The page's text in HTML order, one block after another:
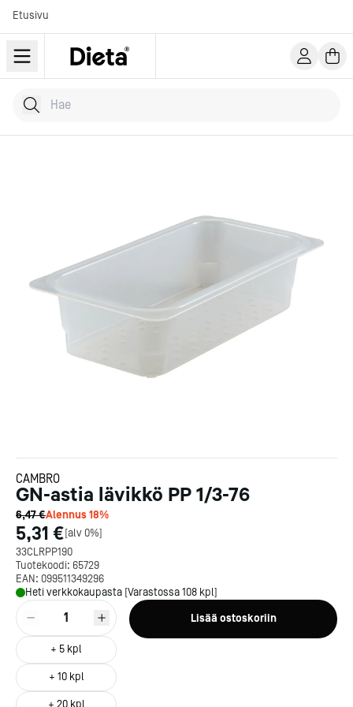
Etusivu
Hae tuotteita
Kirjoita hakusana...
CAMBRO
GN-astia lävikkö PP 1/3-76
6,47 €Alennus18%
5,31 €[alv 0%]
33CLRPP190
Tuotekoodi: 65729
EAN: 099511349296
Heti verkkokaupasta [Varastossa 108 kpl]
1
+ 5 kpl
+ 10kpl
+ 20kpl
Lisää ostoskoriin